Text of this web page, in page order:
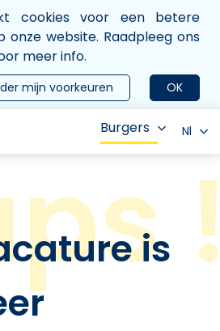
cookies voor een betere
onze website. Raadpleeg ons
meer info.
OK
mijn voorkeuren
Burgers Nl
is